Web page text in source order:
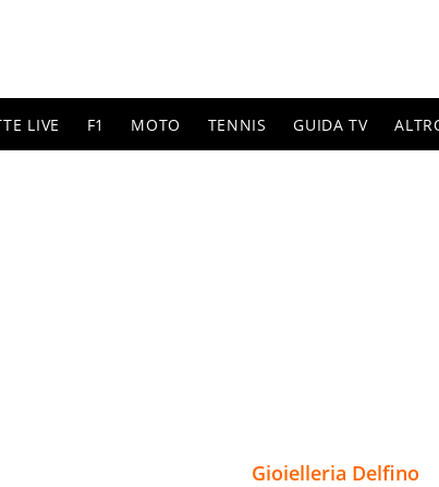
LIVE F1 MOTO TENNIS GUIDA TV
Gioielleria Delfino